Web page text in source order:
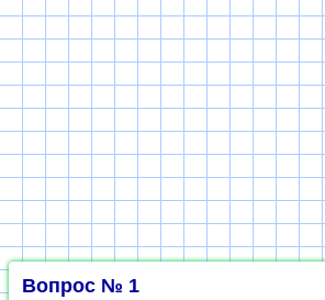
Вопрос № 1